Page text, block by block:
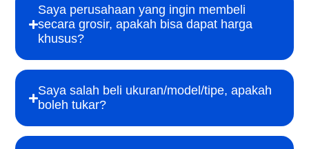
Saya perusahaan yang ingin membeli
secara grosir, apakah bisa dapat harga
khusus?
Saya salah beli ukuran/model/tipe, apakah
boleh tukar?